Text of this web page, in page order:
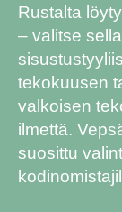
Rustalta
– valitse
tekokuusen
valkoisen
ilmettä.
suosittu